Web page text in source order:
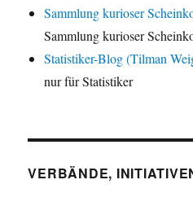
Sammlung kurioser
Sammlung kurioser
Statistiker-Blog (Tilman
nur für Statistiker
VERBÄNDE,